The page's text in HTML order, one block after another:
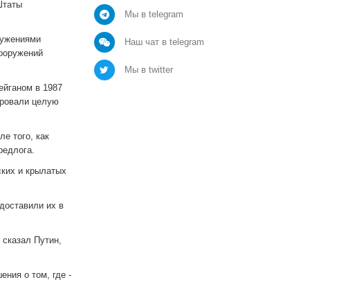
в 1987
целую
того, как
и крылатых
их в
Путин,
о том, где -
Мы в telegram
Наш чат в telegram
Мы в twitter